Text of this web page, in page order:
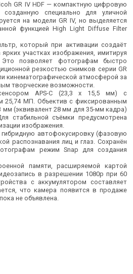
GR IV HDF — компактную цифровую
специально для уличной
на модели GR IV, но выделяется
функцией High Light Diffuse Filter
который при активации создаёт
участках изображения, имитируя
позволяет фотографам быстро
резкостью снимков серии GR
кинематографической атмосферой за
творческие возможности.
сенсором APS-C (23,3 x 15,5 мм) с
25,74 МП. Объектив с фиксированным
(эквивалент 28 мм для 35-мм кадра)
стабильной съёмки предусмотрена
изображения.
гибридную автофокусировку (фазовую
распознавания лиц и глаз. Сохранён
режим Snap для создания
памяти, расширяемой картой
в разрешении 1080p при 60
с аккумулятором составляет
что камера появится в продаже
не объявлена.